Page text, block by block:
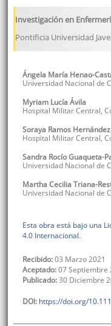
Investigación en
Pontificia Universidad
Ángela María Henao-
Universidad Nacional de
Myriam LucíaÁvila
Hospital Militar Central,
Soraya Ramos Hernández
Hospital Militar Central,
Sandra RocíoGuaqueta-
Universidad Nacional de
Martha CeciliaTriana-
Universidad Nacional de
Esta obra está bajo una
4.0 Internacional.
Recibido:03 Marzo 2021
Aceptado:07 Septiembre
Publicado:30 Diciembre
DOI: https://doi.org/